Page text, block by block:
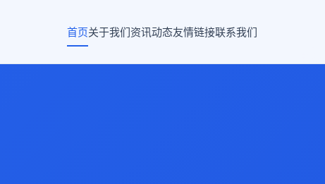
首页关于我们资讯动态友情链接联系我们